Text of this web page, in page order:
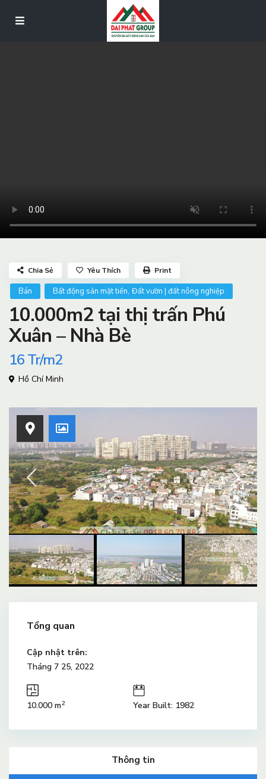
Bán Bất động sản mặt tiền, Đất vườn | đất nông nghiệp
10.000m2 tại thị trấn Phú
Xuân – Nhà Bè
16Tr/m2
Hồ Chí Minh
Chia Sẻ Yêu Thích Print
Tổng quan
Cập nhật trên:
Tháng 7 25, 2022
10.000 m2 Year Built: 1982
Thông tin